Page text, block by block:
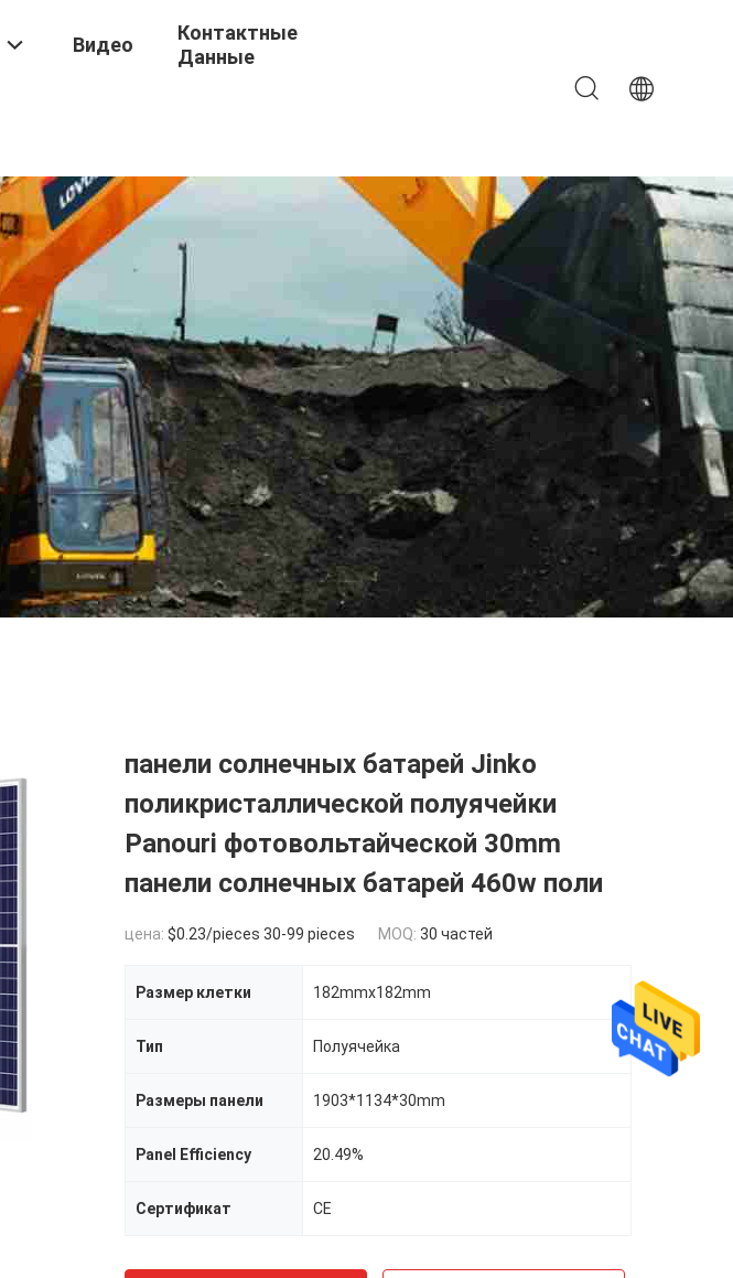
Видео
Контактные
Данные
панели солнечных батарей Jinko
поликристаллической полуячейки
Panouri фотовольтайческой 30mm
панели солнечных батарей 460w поли
цена: $0.23/pieces 30-99 pieces MOQ: 30 частей
Размер клетки 182mmx182mm
Тип Полуячейка
Размеры панели 1903*1134*30mm
Panel Efficiency 20.49%
Сертификат CE